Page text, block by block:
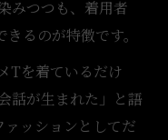
せる着こなしのコ
ニメTの合わせ方
しないバランス術
みつつも、着用者
るのが特徴です。
Tを着ているだけ
話が生まれた」と語
ァッションとしてだ